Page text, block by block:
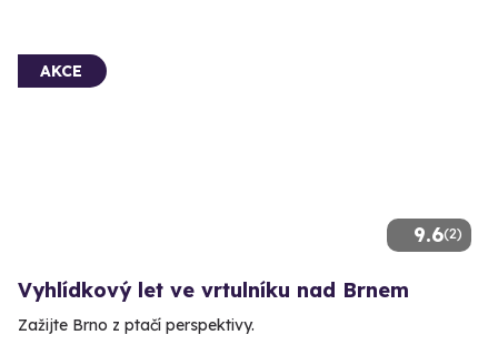
9.6(2)
AKCE
Vyhlídkový let ve vrtulníku nad Brnem
Zažijte Brno z ptačí perspektivy.